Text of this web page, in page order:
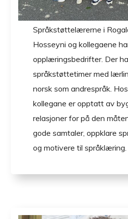
Språkstøttelærerne i
Hosseyni og kollegaene
opplæringsbedrifter. Der
språkstøttetimer med
norsk som andrespråk.
kollegane er opptatt av
relasjoner for på den
gode samtaler, oppklare
og motivere til språklæring.